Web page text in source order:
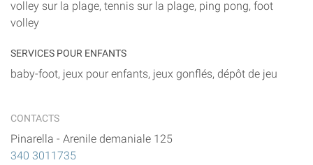
volley sur la plage, tennis sur la plage, ping pong, foot
volley
SERVICES POUR ENFANTS
baby-foot, jeux pour enfants, jeux gonflés, dépôt de jeu
CONTACTS
Pinarella - Arenile demaniale 125
340 3011735